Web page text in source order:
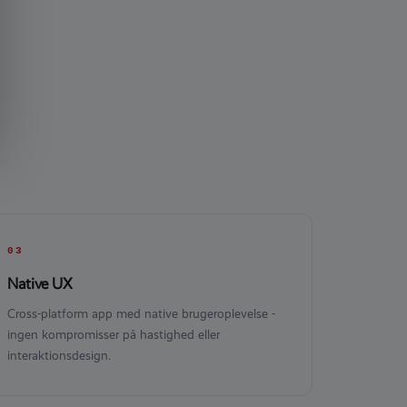
03
Native UX
Cross-platform app med native brugeroplevelse -
ingen kompromisser på hastighed eller
interaktionsdesign.